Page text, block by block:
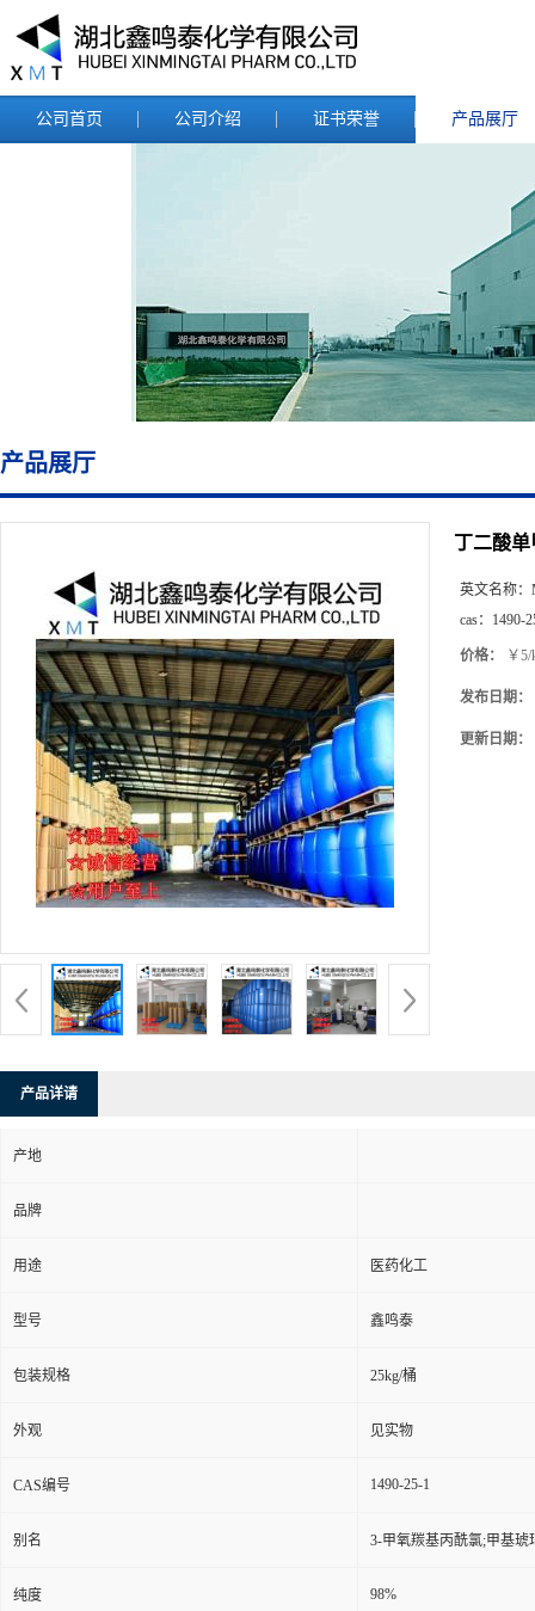
公司首页 公司介绍 证书荣誉 产品展厅
产品展厅
丁二酸
英文名称：
cas： 1490-
价格： ￥5/
发布日期：
更新日期：
产品详请
产地
品牌
用途 医药化工
型号 鑫鸣泰
包装规格 25kg/桶
外观 见实物
CAS编号 1490-25-1
别名 3-甲氧羰基丙酰氯;甲基琥
纯度 98%